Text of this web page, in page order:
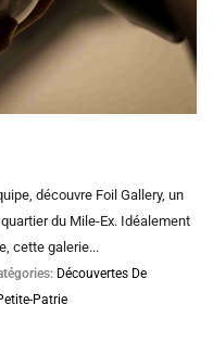
découvre Foil Gallery, un
du Mile-Ex. Idéalement
cette galerie...
Découvertes De
Patrie